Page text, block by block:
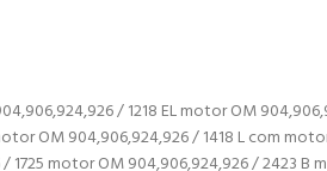
/ 1218 EL motor OM
OM 904,906,924,926 / 1418 L com
1725 motor OM 904,906,924,926 / 2423 B